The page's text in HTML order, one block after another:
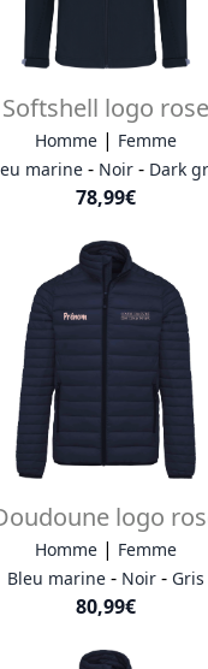
Softshell logo rose
Homme | Femme
marine - Noir - Dark
78,99€
logo
Homme | Femme
Bleu marine - Noir - Gris
80,99€